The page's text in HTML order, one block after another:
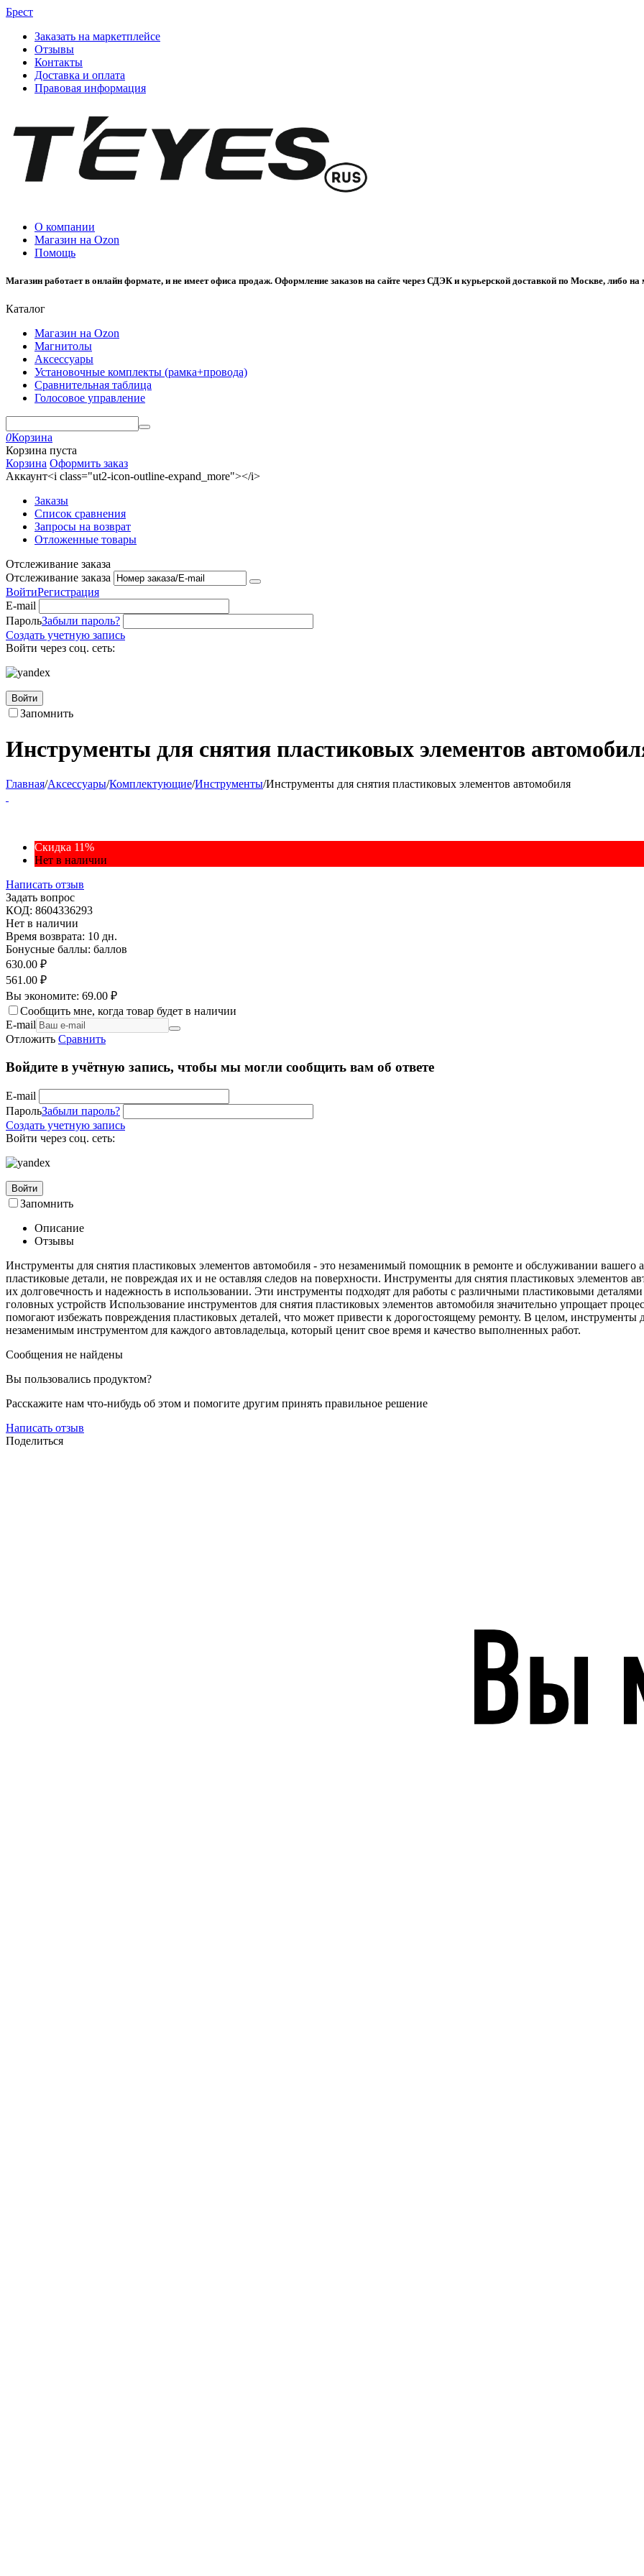
Брест
Заказать на маркетплейсе
Отзывы
Контакты
Доставка и оплата
Правовая информация
О компании
Магазин на Ozon
Помощь
Магазин работает в онлайн формате, и не имеет офиса продаж. Оформление заказов на сайте через СДЭК и курьерской доставкой по Москве, либо на
Каталог
Магазин на Ozon
Магнитолы
Аксессуары
Установочные комплекты (рамка+провода)
Сравнительная таблица
Голосовое управление
0Корзина
Корзина пуста
Корзина Оформить заказ
Аккаунт<i class="ut2-icon-outline-expand_more"></i>
Заказы
Список сравнения
Запросы на возврат
Отложенные товары
Отслеживание заказа
Отслеживание заказа
ВойтиРегистрация
E-mail
ПарольЗабыли пароль?
Создать учетную запись
Войти через соц. сеть:
Войти
Запомнить
Инструменты для снятия пластиковых элементов
Главная/Аксессуары/Комплектующие/Инструменты/Инструменты для снятия пластиковых элементов автомобиля
Скидка 11%
Нет в наличии
Написать отзыв
Задать вопрос
КОД: 8604336293
Нет в наличии
Время возврата: 10 дн.
Бонусные баллы: баллов
630.00 ₽
561.00 ₽
Вы экономите: 69.00 ₽
Сообщить мне, когда товар будет в наличии
E-mail
Отложить Сравнить
Войдите в учётную запись, чтобы мы могли сообщить вам об ответе
E-mail
ПарольЗабыли пароль?
Создать учетную запись
Войти через соц. сеть:
Войти
Запомнить
Описание
Отзывы
Инструменты для снятия пластиковых элементов автомобиля - это незаменимый помощник в ремонте и обслуживании вашего
пластиковые детали, не повреждая их и не оставляя следов на поверхности. Инструменты для снятия пластиковых элементов
их долговечность и надежность в использовании. Эти инструменты подходят для работы с различными пластиковыми
головных устройств Использование инструментов для снятия пластиковых элементов автомобиля значительно упрощает
помогают избежать повреждения пластиковых деталей, что может привести к дорогостоящему ремонту. В целом, инструменты
незаменимым инструментом для каждого автовладельца, который ценит свое время и качество выполненных работ.
Сообщения не найдены
Вы пользовались продуктом?
Расскажите нам что-нибудь об этом и помогите другим принять правильное решение
Написать отзыв
Поделиться